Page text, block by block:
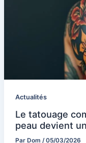
Actualités
Le tatouage
peau devient
Par Dom /05/03/2026